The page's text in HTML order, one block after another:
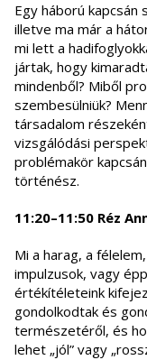
Egy háború kapcsán
illetve ma már a
mi lett a
jártak, hogy
mindenből? Miből
szembesülniük?
társadalom
vizsgálódási
problémakör
történész.
11:20–11:50 Réz
Mi a harag, a
impulzusok, vagy
értékítéleteink
gondolkodtak és
természetéről, és
lehet „jól” vagy